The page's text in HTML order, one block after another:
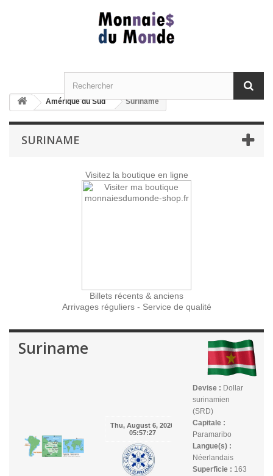
Amérique du Sud Suriname
SURINAME
Visitez la boutique en ligne
Billets récents & anciens
Arrivages réguliers - Service de qualité
Suriname
Devise : Dollar
surinamien
(SRD)
Capitale :
Paramaribo
Langue(s) :
Néerlandais
Superficie : 163